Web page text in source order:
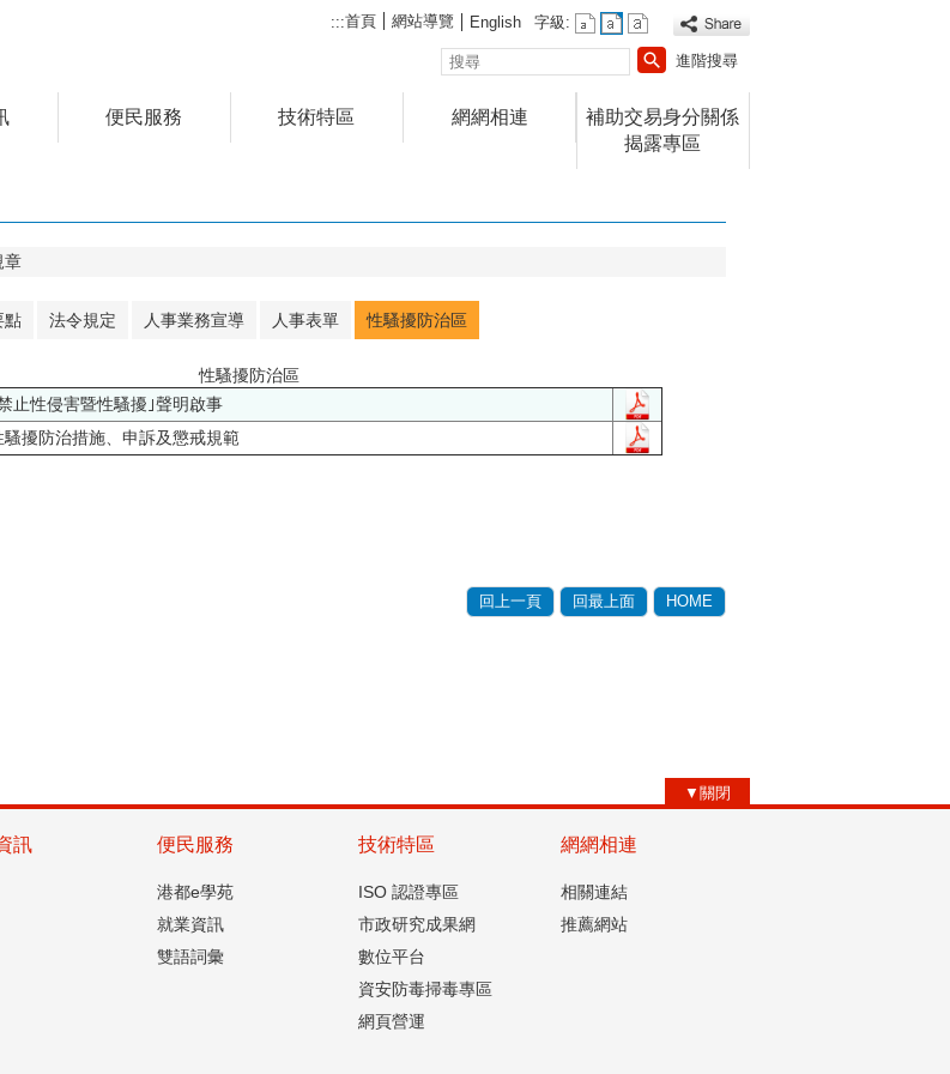
:::首頁 網站導覽 English
字級:
搜
尋
進階搜尋
便民服務 技術特區 網網相連
補助交易身分關係
揭露專區
章
點 法令規定 人事業務宣導 人事表單 性騷擾防治區
性騷擾防治區
止性侵害暨性騷擾｣聲明啟事
擾防治措施、申訴及懲戒規範
回上一頁 回最上面 HOME
▼關閉
訊 便民服務
港都e學苑
就業資訊
雙語詞彙
技術特區
ISO 認證專區
市政研究成果網
數位平台
資安防毒掃毒專區
網頁營運
網網相連
相關連結
推薦網站